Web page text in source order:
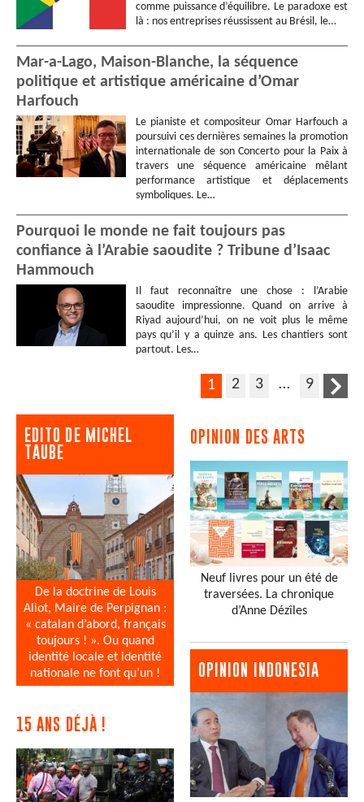
comme puissance d’équilibre. Le paradoxe est
là : nos entreprises réussissent au Brésil, le…
Mar-a-Lago, Maison-Blanche, la séquence
politique et artistique américaine d’Omar
Harfouch
Le pianiste et compositeur Omar Harfouch a
poursuivi ces dernières semaines la promotion
internationale de son Concerto pour la Paix à
travers une séquence américaine mêlant
performance artistique et déplacements
symboliques. Le…
Pourquoi le monde ne fait toujours pas
confiance à l’Arabie saoudite ? Tribune d’Isaac
Hammouch
Il faut reconnaître une chose : l’Arabie
saoudite impressionne. Quand on arrive à
Riyad aujourd’hui, on ne voit plus le même
pays qu’il y a quinze ans. Les chantiers sont
partout. Les…
1 2 3 … 9
EDITO DE MICHEL
TAUBE
De la doctrine de Louis
Aliot, Maire de Perpignan :
« catalan d’abord, français
toujours ! ». Ou quand
identité locale et identité
nationale ne font qu’un !
15 ANS DÉJÀ !
OPINION DES ARTS
Neuf livres pour un été de
traversées. La chronique
d’Anne Dézîles
OPINION INDONESIA